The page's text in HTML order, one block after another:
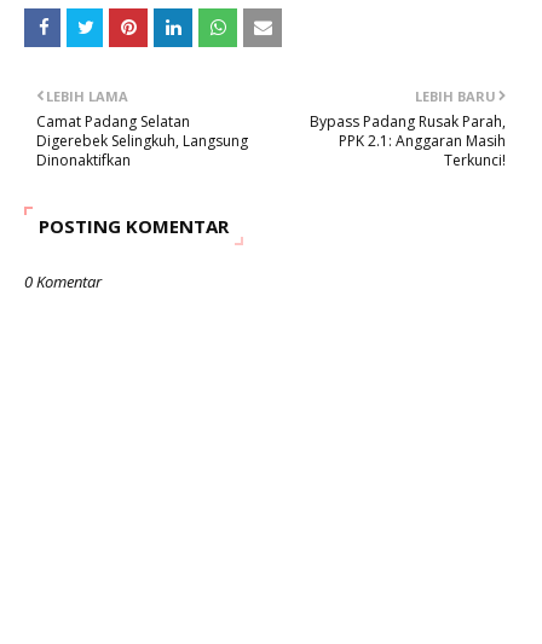
LEBIH BARU
Bypass Padang Rusak Parah,
PPK 2.1: Anggaran Masih
Terkunci!
LEBIH LAMA
Camat Padang Selatan
Digerebek Selingkuh, Langsung
Dinonaktifkan
POSTING KOMENTAR
0 Komentar